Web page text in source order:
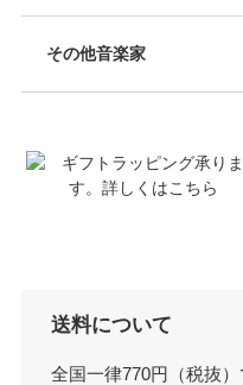
その他音楽家
送料について
全国一律770円（税抜